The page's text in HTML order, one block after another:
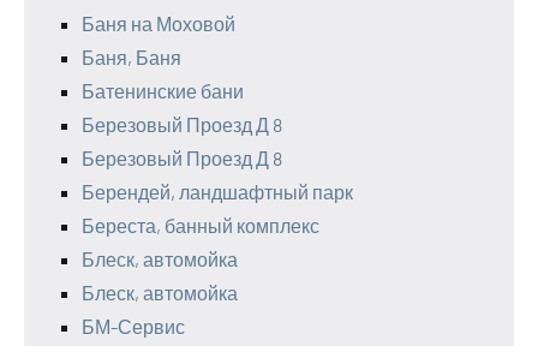
Баня на Моховой
Баня, Баня
Батенинские бани
Березовый Проезд Д 8
Березовый Проезд Д 8
Берендей, ландшафтный парк
Береста, банный комплекс
Блеск, автомойка
Блеск, автомойка
БМ-Сервис